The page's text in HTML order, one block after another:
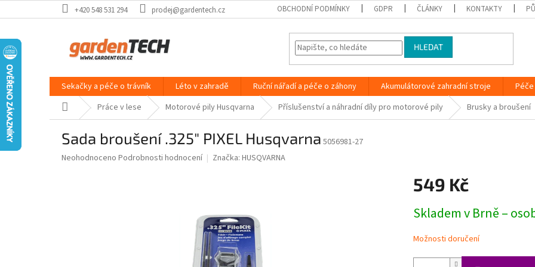
na
+420 548 531 294 prodej@gardentech.cz OBCHODNÍ PODMÍNKY GDPR ČLÁNKY KONTAKTY
HLEDAT
Sekačky a péče o trávník Léto v zahradě Ruční nářadí a péče o záhony Akumulátorové zahradní stroje
Domů Práce v lese Motorové pily Husqvarna Příslušenství a náhradní díly pro motorové pily Brusky a broušení
Sada broušení .325" PIXEL Husqvarna 5056981-27
Průměrné
Neohodnoceno Podrobnosti hodnocení Značka: HUSQVARNA
549 Kč
cena:
Skladem v Brně –
Možnosti doručení